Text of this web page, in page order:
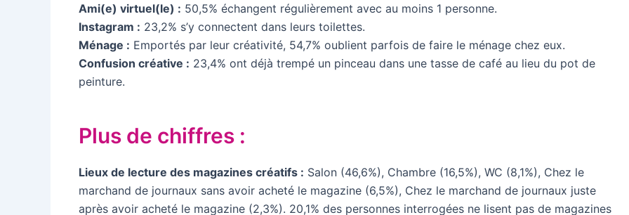
Ami(e) virtuel(le) : 50,5% échangent régulièrement avec au moins 1 personne.
Instagram : 23,2% s’y connectent dans leurs toilettes.
Ménage : Emportés par leur créativité, 54,7% oublient parfois de faire le ménage chez eux.
Confusion créative : 23,4% ont déjà trempé un pinceau dans une tasse de café au lieu du pot de
peinture.
Plus de chiffres :
Lieux de lecture des magazines créatifs : Salon (46,6%), Chambre (16,5%), WC (8,1%), Chez le
marchand de journaux sans avoir acheté le magazine (6,5%), Chez le marchand de journaux juste
après avoir acheté le magazine (2,3%). 20,1% des personnes interrogées ne lisent pas de magazines